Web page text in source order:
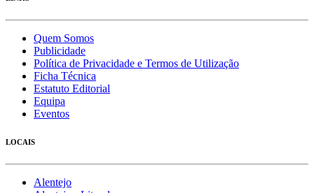
Quem Somos
Publicidade
Política de Privacidade e Termos de Utilização
Ficha Técnica
Estatuto Editorial
Equipa
Eventos
LOCAIS
Alentejo